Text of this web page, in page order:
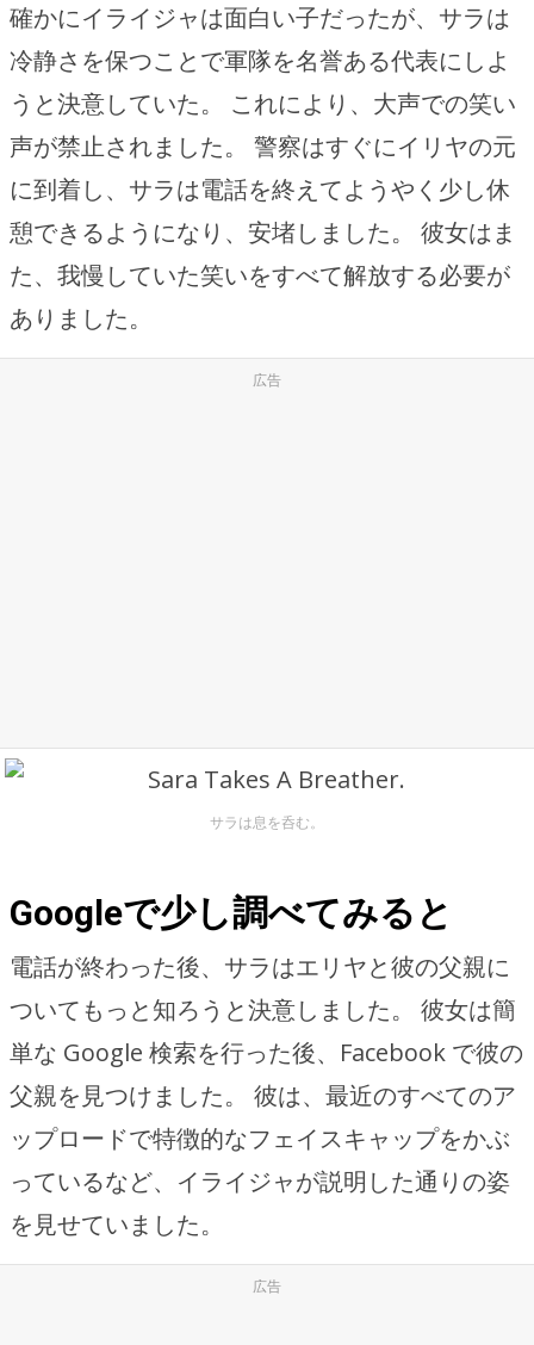
確かにイライジャは面白い子だったが、サラは
冷静さを保つことで軍隊を名誉ある代表にしよ
うと決意していた。 これにより、大声での笑い
声が禁止されました。 警察はすぐにイリヤの元
に到着し、サラは電話を終えてようやく少し休
憩できるようになり、安堵しました。 彼女はま
た、我慢していた笑いをすべて解放する必要が
ありました。
広告
サラは息を呑む。
Googleで少し調べてみると
電話が終わった後、サラはエリヤと彼の父親に
ついてもっと知ろうと決意しました。 彼女は簡
単な Google 検索を行った後、Facebook で彼の
父親を見つけました。 彼は、最近のすべてのア
ップロードで特徴的なフェイスキャップをかぶ
っているなど、イライジャが説明した通りの姿
を見せていました。
広告